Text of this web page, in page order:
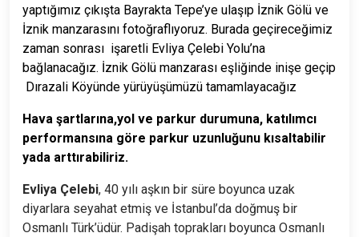
yaptığımız çıkışta Bayrakta Tepe’ye ulaşıp İznik Gölü ve
İznik manzarasını fotoğraflıyoruz. Burada geçireceğimiz
zaman sonrası işaretli Evliya Çelebi Yolu’na
bağlanacağız. İznik Gölü manzarası eşliğinde inişe geçip
Dırazali Köyünde yürüyüşümüzü tamamlayacağız
Hava şartlarına,yol ve parkur durumuna, katılımcı
performansına göre parkur uzunluğunu kısaltabilir
yada arttırabiliriz.
Evliya Çelebi, 40 yılı aşkın bir süre boyunca uzak
diyarlara seyahat etmiş ve İstanbul’da doğmuş bir
Osmanlı Türk’üdür. Padişah toprakları boyunca Osmanlı